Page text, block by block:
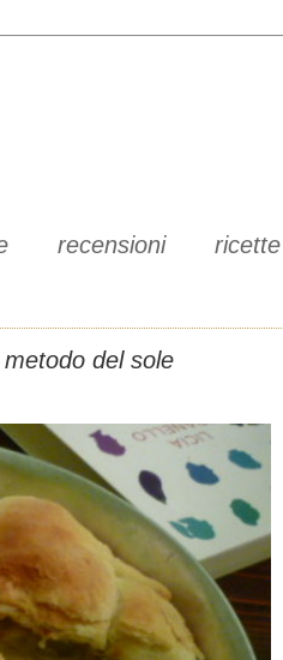
recensioni ricette
del sole